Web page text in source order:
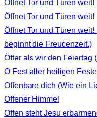
Öffnet Tor und Türen
Öffnet Tor und Türen weit!
Öffnet Tor und Türen
beginnt die Freudenzeit.)
Öfter als wir den Feiertag
O Fest aller heiligen Feste
Offenbare dich (Wie ein
Offener Himmel
Offen steht Jesu